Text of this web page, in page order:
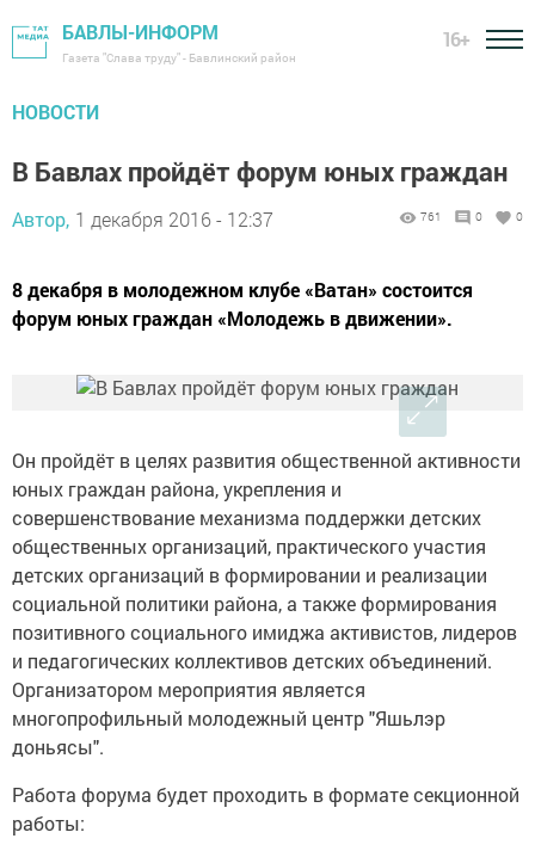
БАВЛЫ-ИНФОРМ
Газета "Слава труду" - Бавлинский район
16+
НОВОСТИ
В Бавлах пройдёт форум юных граждан
Автор, 1 декабря 2016 - 12:37 761 0 0
8 декабря в молодежном клубе «Ватан» состоится
форум юных граждан «Молодежь в движении».
Он пройдёт в целях развития общественной активности
юных граждан района, укрепления и
совершенствование механизма поддержки детских
общественных организаций, практического участия
детских организаций в формировании и реализации
социальной политики района, а также формирования
позитивного социального имиджа активистов, лидеров
и педагогических коллективов детских объединений.
Организатором мероприятия является
многопрофильный молодежный центр "Яшьлэр
доньясы".
Работа форума будет проходить в формате секционной
работы: